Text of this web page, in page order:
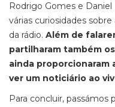
Rodrigo Gomes e
várias curiosidades
da rádio. Além de
partilharam também
ainda proporcionaram
ver um noticiário ao
Para concluir,